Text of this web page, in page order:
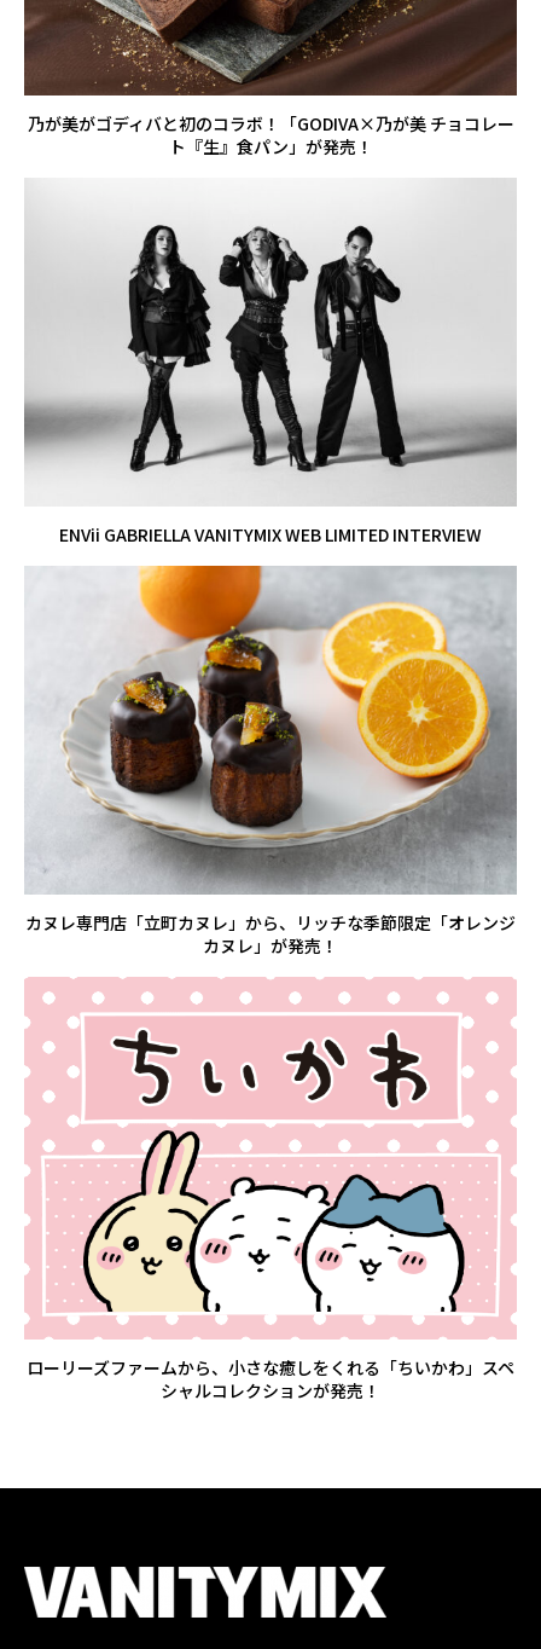
乃が美がゴディバと初のコラボ！「GODIVA×乃が美 チョコレー
ト『生』食パン」が発売！
ENVii GABRIELLA VANITYMIX WEB LIMITED INTERVIEW
カヌレ専門店「立町カヌレ」から、リッチな季節限定「オレンジ
カヌレ」が発売！
ローリーズファームから、小さな癒しをくれる「ちいかわ」スペ
シャルコレクションが発売！